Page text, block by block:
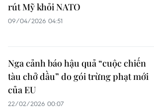
rút Mỹ khỏi NATO
09/04/2026 04:51
Nga cảnh báo hậu quả “cuộc chiến
tàu chở dầu” do gói trừng phạt mới
của EU
22/02/2026 00:07